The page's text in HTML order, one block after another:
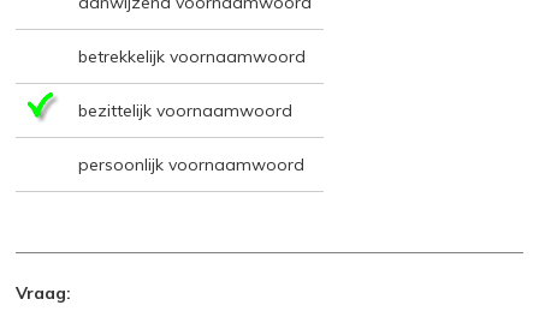
betrekkelijk voornaamwoord
bezittelijk voornaamwoord
persoonlijk voornaamwoord
Vraag: